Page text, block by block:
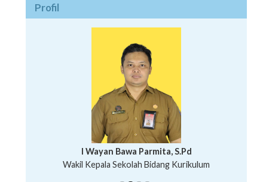
Profil
Putu Suhartana, S.Pd.
I Wayan Bawa Parmita, S.Pd
I Wayan Gede Aditya Pratita, S.Pd., M.Sn
Wakil Kepala Sekolah Bidang Kesiswaan
Ni Wayan Nopi Sutantri, S.Pd.